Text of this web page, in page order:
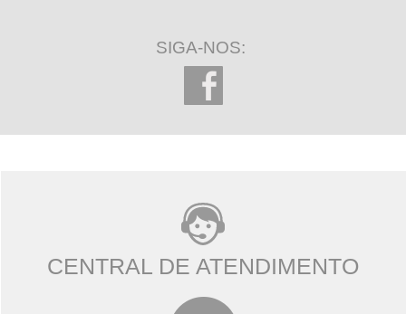
SIGA-NOS:
CENTRAL DE ATENDIMENTO